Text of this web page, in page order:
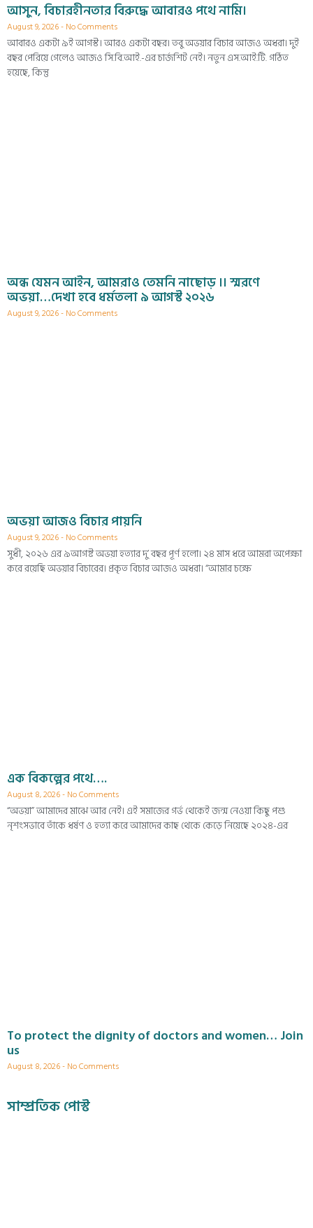
আসুন, বিচারহীনতার বিরুদ্ধে আবারও পথে নামি।
August 9, 2026 No Comments
আবারও একটা ৯ই আগস্ট। আরও একটা বছর। তবু অভয়ার বিচার আজও অধরা। দুই
বছর পেরিয়ে গেলেও আজও সি.বি.আই.-এর চার্জশিট নেই। নতুন এস.আই.টি. গঠিত
হয়েছে, কিন্তু
অন্ধ যেমন আইন, আমরাও তেমনি নাছোড় ।। স্মরণে
অভয়া…দেখা হবে ধর্মতলা ৯ আগস্ট ২০২৬
August 9, 2026 No Comments
অভয়া আজও বিচার পায়নি
August 9, 2026 No Comments
সুধী, ২০২৬ এর ৯আগষ্ট অভয়া হত্যার দু’ বছর পূর্ণ হলো। ২৪ মাস ধরে আমরা অপেক্ষা
করে রয়েছি অভয়ার বিচারের। প্রকৃত বিচার আজও অধরা। “আমার চক্ষে
এক বিকল্পের পথে….
August 8, 2026 No Comments
“অভয়া” আমাদের মাঝে আর নেই। এই সমাজের গর্ভ থেকেই জন্ম নেওয়া কিছু পশু
নৃশংসভাবে তাঁকে ধর্ষণ ও হত্যা করে আমাদের কাছ থেকে কেড়ে নিয়েছে ২০২৪-এর
To protect the dignity of doctors and women… Join
us
August 8, 2026 No Comments
সাম্প্রতিক পোস্ট